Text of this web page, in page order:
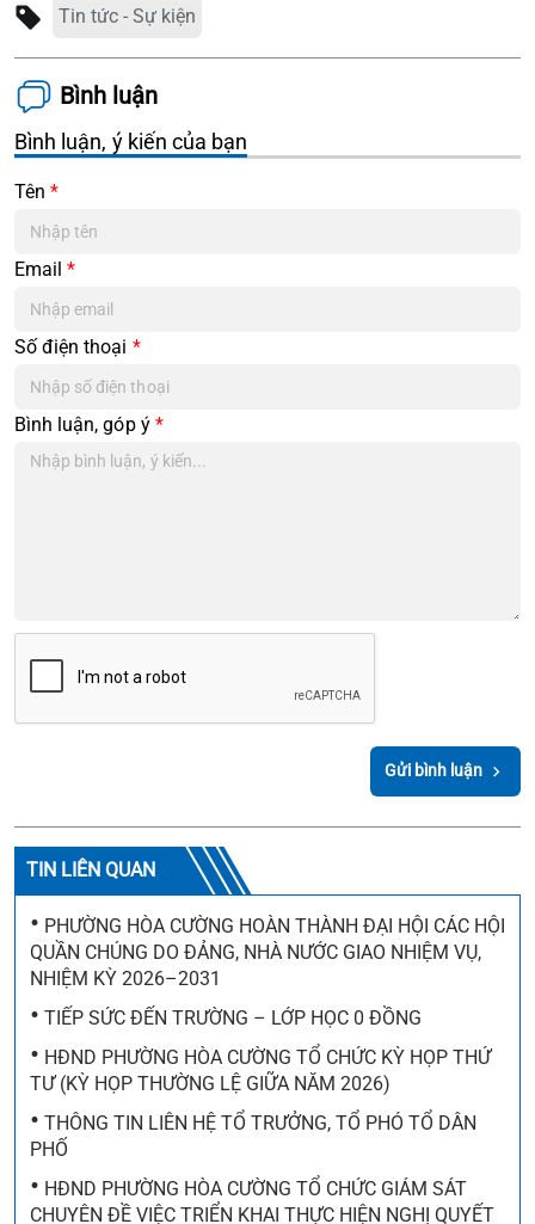
Tin tức - Sự kiện
Bình luận
Bình luận, ý kiến của bạn
Tên*
Email*
Số điện thoại *
Bình luận, góp ý *
Gửi bình luận
TIN LIÊN QUAN
• PHƯỜNG HÒA CƯỜNG HOÀN THÀNH ĐẠI HỘI CÁC HỘI
QUẦN CHÚNG DO ĐẢNG, NHÀ NƯỚC GIAO NHIỆM VỤ,
NHIỆM KỲ 2026–2031
• TIẾP SỨC ĐẾN TRƯỜNG – LỚP HỌC 0 ĐỒNG
• HĐND PHƯỜNG HÒA CƯỜNG TỔ CHỨC KỲ HỌP THỨ
TƯ (KỲ HỌP THƯỜNG LỆ GIỮA NĂM 2026)
• THÔNG TIN LIÊN HỆ TỔ TRƯỞNG, TỔ PHÓ TỔ DÂN
PHỐ
• HĐND PHƯỜNG HÒA CƯỜNG TỔ CHỨC GIÁM SÁT
CHUYÊN ĐỀ VIỆC TRIỂN KHAI THỰC HIỆN NGHỊ QUYẾT
NGÀY 28/7/2026 CỦA BỘ TÀI CHÍNH VỀ VIỆC BÃI